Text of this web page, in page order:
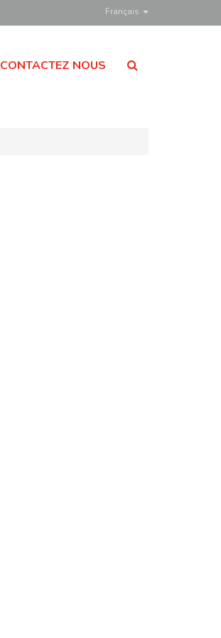
Français
CONTACTEZ NOUS